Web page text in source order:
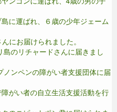
に運ばれ、６歳の少年ジェーム
にお届けられました。
島のリチャードさんに届きまし
ノンペンの障がい者支援団体に届
がい者の自立生活支援活動を行